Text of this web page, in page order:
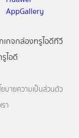
เกจกล่องทรูไอดีทีวี
ไอดี
ยบายความเป็นส่วนตัว
า